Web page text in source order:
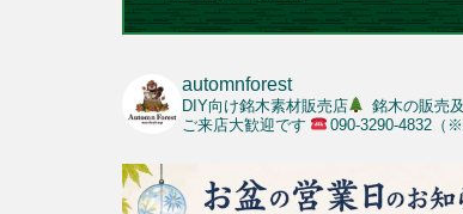
automnforest
DIY向け銘木素材販売店 銘木の販売
ご来店大歓迎です
090-3290-4832（